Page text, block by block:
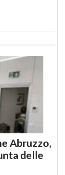
Abruzzo,
delle